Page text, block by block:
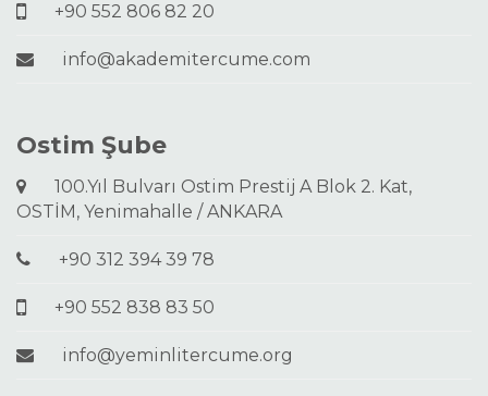
+90 552 806 82 20
info@akademitercume.com
Ostim Şube
100.Yıl Bulvarı Ostim Prestij A Blok 2. Kat,
OSTİM, Yenimahalle / ANKARA
+90 312 394 39 78
+90 552 838 83 50
info@yeminlitercume.org